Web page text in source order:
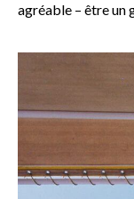
agréable – être un